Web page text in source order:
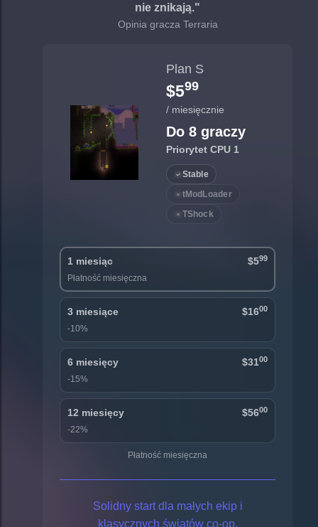
nie znikają."
Opinia gracza Terraria
Plan S
$599
/ miesięcznie
Do 8 graczy
Priorytet CPU 1
Stable
tModLoader
TShock
1 miesiąc $599
Płatność miesięczna
3 miesiące $1600
-10%
6 miesięcy $3100
-15%
12 miesięcy $5600
-22%
Płatność miesięczna
Solidny start dla małych ekip i
klasycznych światów co-op.